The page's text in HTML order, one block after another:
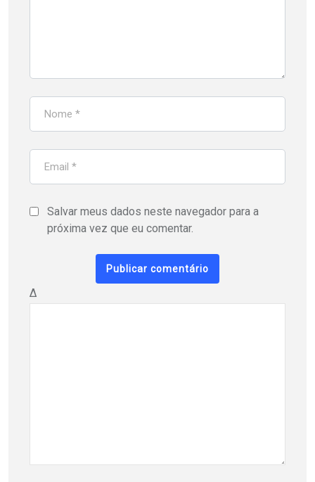
Salvar meus dados neste navegador para a
próxima vez que eu comentar.
Δ